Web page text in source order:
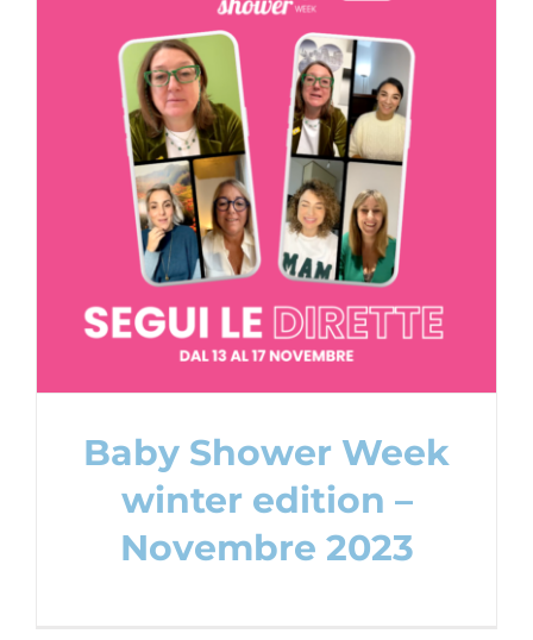
Baby Shower Week winter edition –
Novembre 2023
Baby Shower Party Content Creation
Baby Shower Week
winter edition –
Novembre 2023